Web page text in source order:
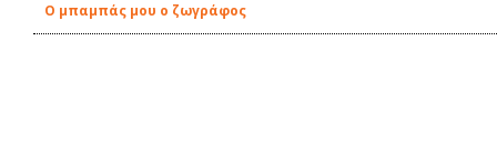
Ο μπαμπάς μου ο ζωγράφος